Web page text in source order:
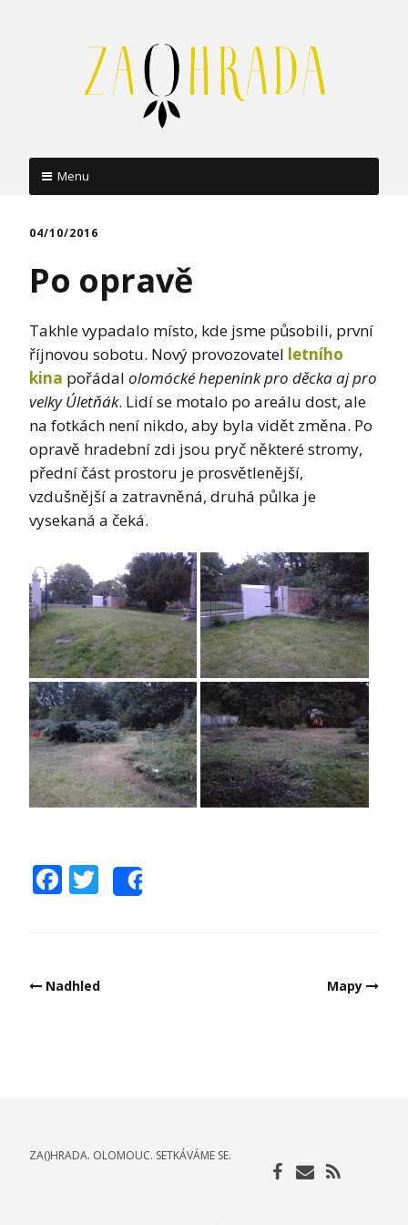
Menu
04/10/2016
Po opravě
Takhle vypadalo místo, kde jsme působili, první
říjnovou sobotu. Nový provozovatel letního
kina pořádal olomócké hepenink pro děcka aj pro
velky Úletňák. Lidí se motalo po areálu dost, ale
na fotkách není nikdo, aby byla vidět změna. Po
opravě hradební zdi jsou pryč některé stromy,
přední část prostoru je prosvětlenější,
vzdušnější a zatravněná, druhá půlka je
vysekaná a čeká.
Facebook
Twitter
PostNadhled Mapy
ZA()HRADA. OLOMOUC. SETKÁVÁME SE.
Facebook
EmailRSS